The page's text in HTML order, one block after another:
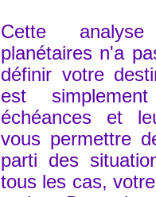
Cette
planétaires n'a
définir votre
est
échéances et
vous permettre
parti des
tous les cas,